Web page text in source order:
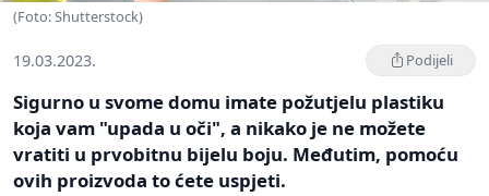
(Foto: Shutterstock)
19.03.2023. Podijeli
Sigurno u svome domu imate požutjelu plastiku
koja vam "upada u oči", a nikako je ne možete
vratiti u prvobitnu bijelu boju. Međutim, pomoću
ovih proizvoda to ćete uspjeti.